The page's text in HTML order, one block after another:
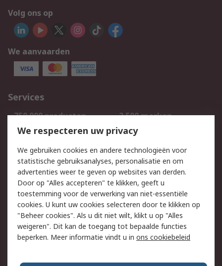
Volg ons op
We aanvaarden
Services
750.000 producten
2.500 merken
Bestellen
Inkoopoplossingen
Track & Trace
Wettelijk
Cookiebeleid
Email veiligheid
Privacybeleid
Websitevoorwaarden
Algemene
verkoopvoorwaarden
We respecteren uw privacy
We gebruiken cookies en andere technologieën voor
statistische gebruiksanalyses, personalisatie en om
advertenties weer te geven op websites van derden.
Door op "Alles accepteren" te klikken, geeft u
toestemming voor de verwerking van niet-essentiële
cookies. U kunt uw cookies selecteren door te klikken op
"Beheer cookies". Als u dit niet wilt, klikt u op "Alles
weigeren". Dit kan de toegang tot bepaalde functies
beperken. Meer informatie vindt u in ons cookiebeleid